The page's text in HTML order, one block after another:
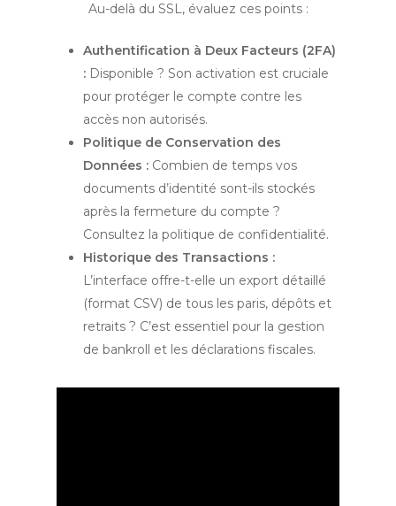
Au-delà du SSL, évaluez ces points :
Authentification à Deux Facteurs (2FA)
: Disponible ? Son activation est cruciale
pour protéger le compte contre les
accès non autorisés.
Politique de Conservation des
Données : Combien de temps vos
documents d’identité sont-ils stockés
après la fermeture du compte ?
Consultez la politique de confidentialité.
Historique des Transactions :
L’interface offre-t-elle un export détaillé
(format CSV) de tous les paris, dépôts et
retraits ? C’est essentiel pour la gestion
de bankroll et les déclarations fiscales.